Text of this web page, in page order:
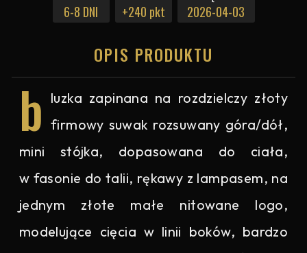
6-8 DNI
+240 pkt
2026-04-03
OPIS PRODUKTU
b luzka zapinana na rozdzielczy złoty
firmowy suwak rozsuwany góra/dół,
mini stójka, dopasowana do ciała,
w fasonie do talii, rękawy z lampasem, na
jednym złote małe nitowane logo,
modelujące cięcia w linii boków, bardzo